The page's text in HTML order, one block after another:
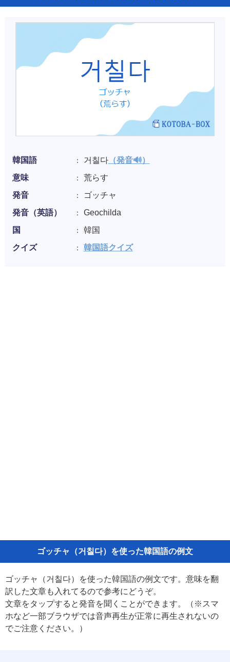
韓国語 거칠다（発音🔊）
意味
荒らす
発音
ゴッチャ
発音（英語）
Geochilda
国
韓国
クイズ
韓国語クイズ
ゴッチャ（거칠다）を使った韓国語の例文
ゴッチャ（거칠다）を使った韓国語の例文です。意味を翻
訳した文章も入れてるので参考にどうぞ。
文章をタップすると発音を聞くことができます。（※スマ
ホなど一部ブラウザでは音声再生が正常に再生されないの
でご注意ください。）